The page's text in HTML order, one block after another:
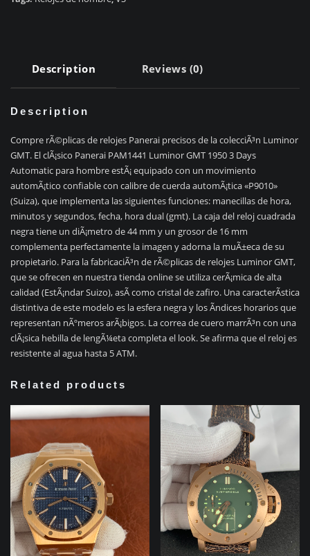
quantity
Description Reviews (0)
Description
Compre rÃ©plicas de relojes Panerai precisos de la colecciÃ³n Luminor
GMT. El clÃ¡sico Panerai PAM1441 Luminor GMT 1950 3 Days
Automatic para hombre estÃ¡ equipado con un movimiento
automÃ¡tico confiable con calibre de cuerda automÃ¡tica «P9010»
(Suiza), que implementa las siguientes funciones: manecillas de hora,
minutos y segundos, fecha, hora dual (gmt). La caja del reloj cuadrada
negra tiene un diÃ¡metro de 44 mm y un grosor de 16 mm
complementa perfectamente la imagen y adorna la muÃ±eca de su
propietario. Para la fabricaciÃ³n de rÃ©plicas de relojes Luminor GMT,
que se ofrecen en nuestra tienda online se utiliza cerÃ¡mica de alta
calidad (EstÃ¡ndar Suizo), asÃ­ como cristal de zafiro. Una caracterÃ­stica
distintiva de este modelo es la esfera negra y los Ã­ndices horarios que
representan nÃºmeros arÃ¡bigos. La correa de cuero marrÃ³n con una
clÃ¡sica hebilla de lengÃ¼eta completa el look. Se afirma que el reloj es
resistente al agua hasta 5 ATM.
Related products